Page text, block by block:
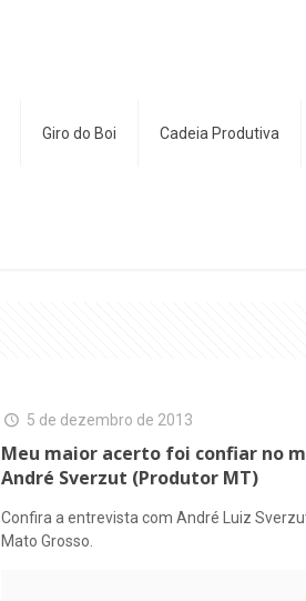
Giro do Boi Cadeia Produtiva
5 de dezembro de 2013
Meu maior acerto foi confiar no
André Sverzut (Produtor MT)
Confira a entrevista com André Luiz
Mato Grosso.